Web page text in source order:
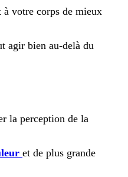
à votre corps de mieux
agir bien au-delà du
la perception de la
et de plus grande